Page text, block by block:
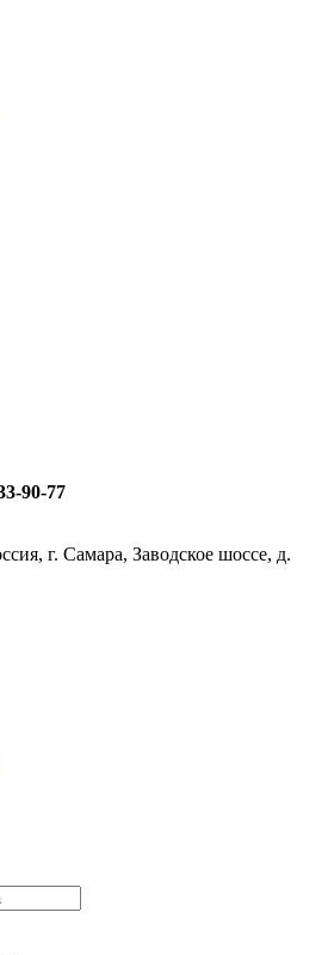
90-77
г. Самара, Заводское шоссе, д.